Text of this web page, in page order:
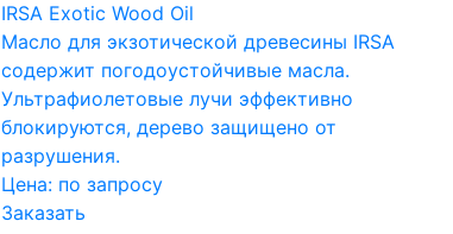
IRSA Exotic Wood Oil
Масло для экзотической древесины IRSA
содержит погодоустойчивые масла.
Ультрафиолетовые лучи эффективно
блокируются, дерево защищено от
разрушения.
Цена: по запросу
Заказать